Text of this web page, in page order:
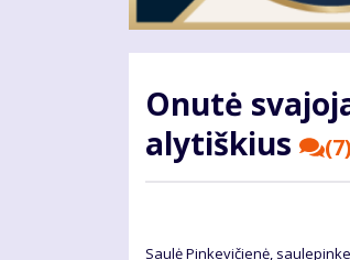
Onutė
alytiškius
(7)
Saulė Pinkevičienė,